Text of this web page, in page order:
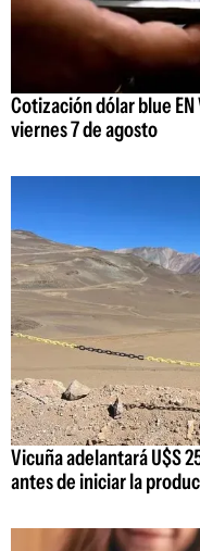
Cotización dólar blue EN
viernes 7 de agosto
Vicuña adelantará U$S
antes de iniciar la